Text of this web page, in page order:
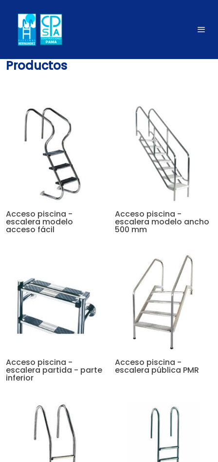
Productos
Acceso piscina -
escalera modelo
acceso fácil
Acceso piscina -
escalera modelo ancho
500 mm
Acceso piscina -
escalera partida - parte
inferior
Acceso piscina -
escalera pública PMR